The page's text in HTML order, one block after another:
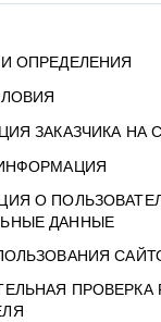
ОПРЕДЕЛЕНИЯ
ЗАКАЗЧИКА НА
О
ДАННЫЕ
ПРОВЕРКА